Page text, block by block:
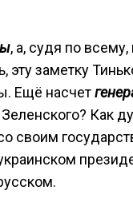
, а, судя по
заметку
Ещё насчет
Как
своим